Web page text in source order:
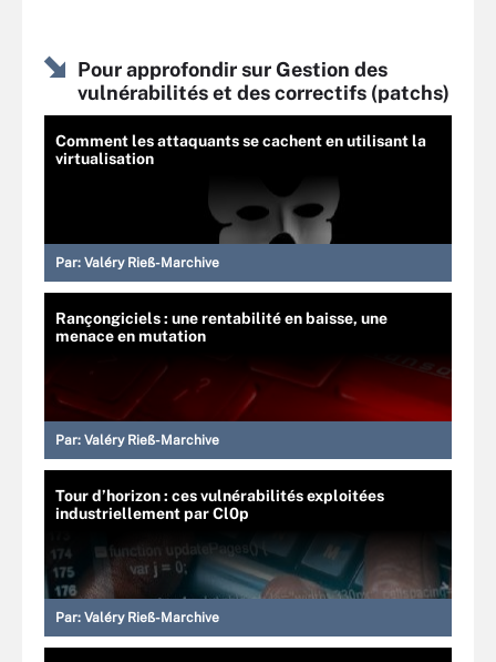
Pour approfondir sur Gestion des
vulnérabilités et des correctifs (patchs)
Comment les attaquants se cachent en utilisant la
virtualisation
Par: Valéry Rieß-Marchive
Rançongiciels : une rentabilité en baisse, une
menace en mutation
Par: Valéry Rieß-Marchive
Tour d’horizon : ces vulnérabilités exploitées
industriellement par Cl0p
Par: Valéry Rieß-Marchive